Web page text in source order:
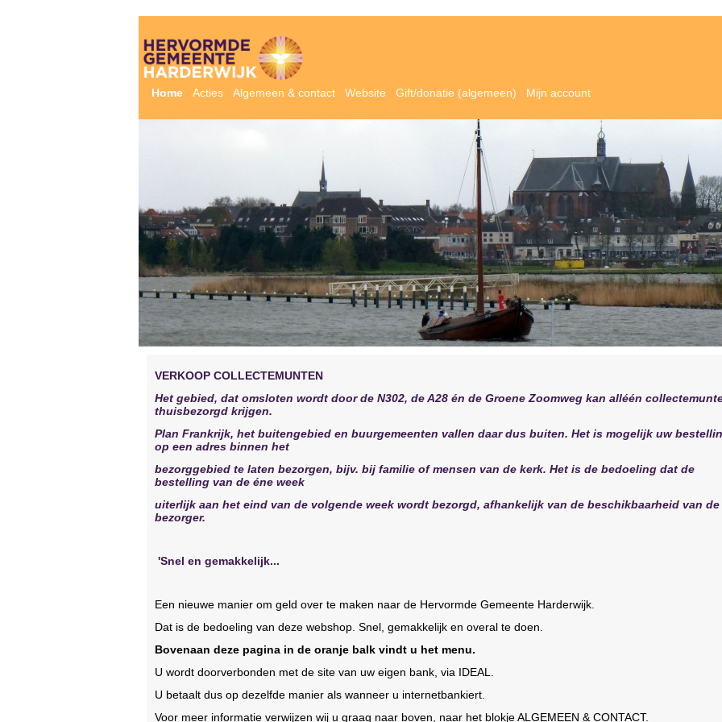
Home Acties Algemeen & contact Website Gift/donatie (algemeen) Mijn account
VERKOOP COLLECTEMUNTEN
Het gebied, dat omsloten wordt door de N302, de A28 én de Groene Zoomweg kan alléén
thuisbezorgd krijgen.
Plan Frankrijk, het buitengebied en buurgemeenten vallen daar dus buiten. Het is mogelijk uw
op een adres binnen het
bezorggebied te laten bezorgen, bijv. bij familie of mensen van de kerk. Het is de bedoeling dat de
bestelling van de éne week
uiterlijk aan het eind van de volgende week wordt bezorgd, afhankelijk van de beschikbaarheid van de
bezorger.
'Snel en gemakkelijk...
Een nieuwe manier om geld over te maken naar de Hervormde Gemeente Harderwijk.
Dat is de bedoeling van deze webshop. Snel, gemakkelijk en overal te doen.
Bovenaan deze pagina in de oranje balk vindt u het menu.
U wordt doorverbonden met de site van uw eigen bank, via IDEAL.
U betaalt dus op dezelfde manier als wanneer u internetbankiert.
Voor meer informatie verwijzen wij u graag naar boven, naar het blokje ALGEMEEN & CONTACT.